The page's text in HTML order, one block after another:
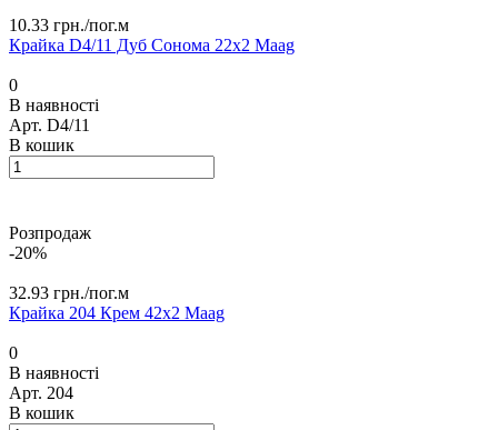
10.33 грн./пог.м
Крайка D4/11 Дуб Сонома 22х2 Maag
0
В наявності
Арт. D4/11
В кошик
Розпродаж
-20%
32.93 грн./пог.м
Крайка 204 Крем 42х2 Maag
0
В наявності
Арт. 204
В кошик